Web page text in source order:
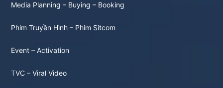
Media Planning – Buying – Booking
Phim Truyền Hình – Phim Sitcom
Event – Activation
TVC – Viral Video